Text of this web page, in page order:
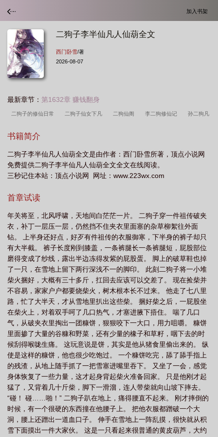
加入书架
二狗子李半仙凡人仙葫全文
西门卧雪/著
2026-08-07
最新章节： 第1632章 赚钱翻身
二狗子的修仙日常 二狗子仙女下凡 二狗仙阁 李二狗修仙记 孙二狗凡
书籍简介
二狗子李半仙凡人仙葫全文是由作者：西门卧雪所著，顶点小说网
免费提供二狗子李半仙凡人仙葫全文全文在线阅读。
三秒记住本站：顶点小说网 网址：www.223wx.com
首章试读
年关将至，北风呼啸，天地间白茫茫一片。 二狗子穿一件祖传破夹
衣，补丁一层压一层，仍然挡不住夹衣里面塞的杂草柳絮往外面
钻。 上半身还好点，好歹有件祖传的衣服御寒，下半身的裤子却只
有大半截。 裤子长度刚到膝盖，一条裤腿长一条裤腿短，屁股部位
磨得变成了纱线，露出半边冻得发紫的屁股蛋。 脚上的破草鞋也掉
了一只，在雪地上留下两行深浅不一的脚印。 此刻二狗子将一小堆
柴火捆好，大概有三十多斤，扛回去应该可以交差了。 现在捡柴并
不容易，家家户户都要烧柴火，树木根本长不过来。 他走了七八里
路，忙了大半天，才从雪地里扒出这些柴。 捆好柴之后，一屁股坐
在柴火上，对着双手呵了几口热气，才塞进腋下捂住。 喘了几口
气，从破夹衣里掏出一团糠饼，狠狠咬下一大口，用力咀嚼。 糠饼
里面掺了大量的谷糠和野菜，还有少量的橡子和草籽，咽下去的时
候刮得喉咙生痛。 这玩意说是饼，其实是他从猪食里偷出来的。 纵
使是这样的糠饼，他也很少吃饱过。 一个糠饼吃完，舔了舔手指上
的残渣，从地上随手抓了一把雪塞进嘴里吞下。 又坐了一会，感觉
身体恢复了一些力量，这才起身背起柴火准备回家。 只是他刚才起
猛了，又背着几十斤柴，脚下一滑溜，连人带柴就向山坡下摔去。
“碰！ 碰……啪！” 二狗子趴在地上，痛得腰直不起来。 刚才摔倒的
时候，有一个很硬的东西撞在他腰子上。 把他衣服都蹭破一个大
洞，腰上还蹭出一道血口子。 伸手在雪地上一阵乱摸，很快就从积
雪下面摸出一件大家伙。 这是一只看起来很普通的黄皮葫芦，大约